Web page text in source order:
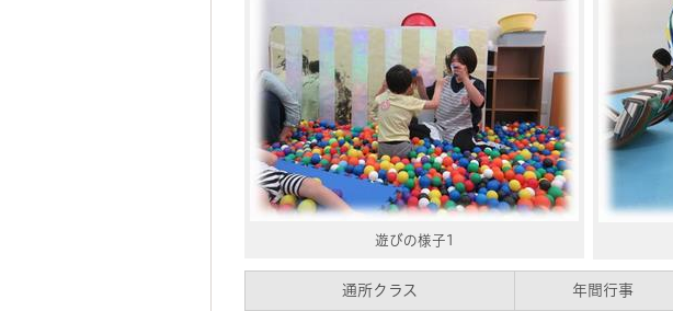
遊びの様子1
通所クラス 年間行事